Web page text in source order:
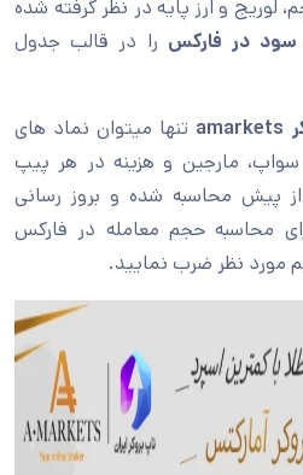
لوریج و ارز پایه در نظر گرفته شده
سود در فارکس را در قالب جدول
amarkets تنها میتوان نماد های
سواپ، مارجین و هزینه در هر پیپ
پیش محاسبه شده و بروز رسانی
محاسبه حجم معامله در فارکس
مورد نظر ضرب نمایید.